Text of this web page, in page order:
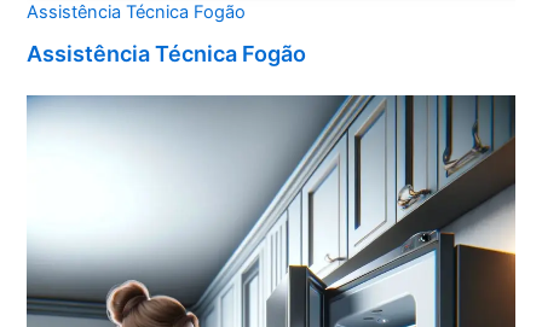
Assistência Técnica Fogão
Assistência Técnica Fogão